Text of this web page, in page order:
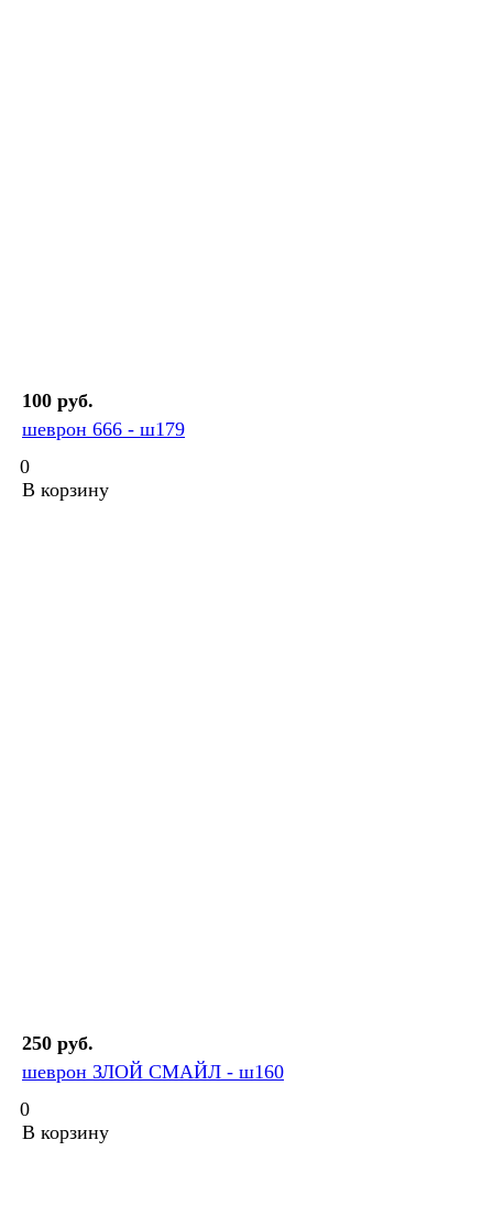
100 руб.
шеврон 666 - ш179
0
В корзину
250 руб.
шеврон ЗЛОЙ СМАЙЛ - ш160
0
В корзину